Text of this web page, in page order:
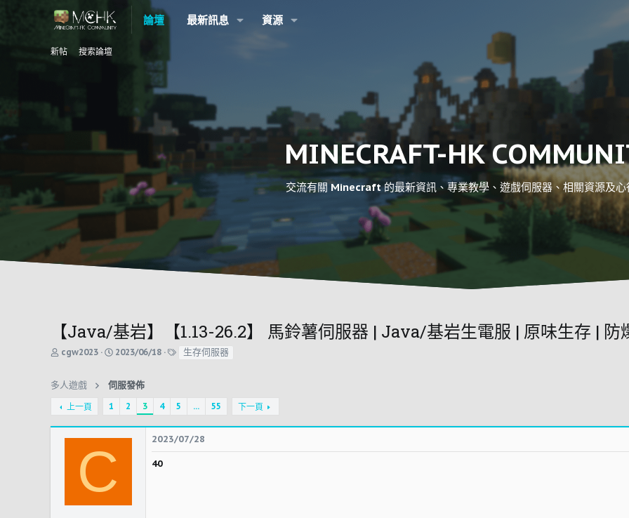
論壇 最新訊息 資源
新帖 搜索論壇
MINECRAFT-HK
交流有關 Minecraft 的最新資訊、專業教學、遊戲伺服器、相關資源及心
【Java/基岩】【1.13-26.2】 馬鈴薯伺服器 | Java/基岩生電服 | 原味生存 | 防
主
起
cgw2023
開
間
2023/06/18
標生存伺服器
多人遊戲 伺服發佈
上一頁 1 2 3 4 5 ... 55 下一頁
C
2023/07/28
40